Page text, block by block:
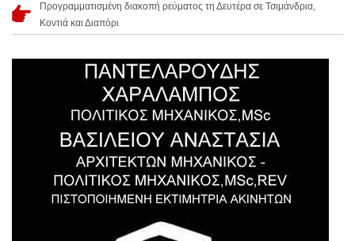
Προγραμματισμένη διακοπή ρεύματος τη Δευτέρα σε Τσιμάνδρια,
Κοντιά και Διαπόρι